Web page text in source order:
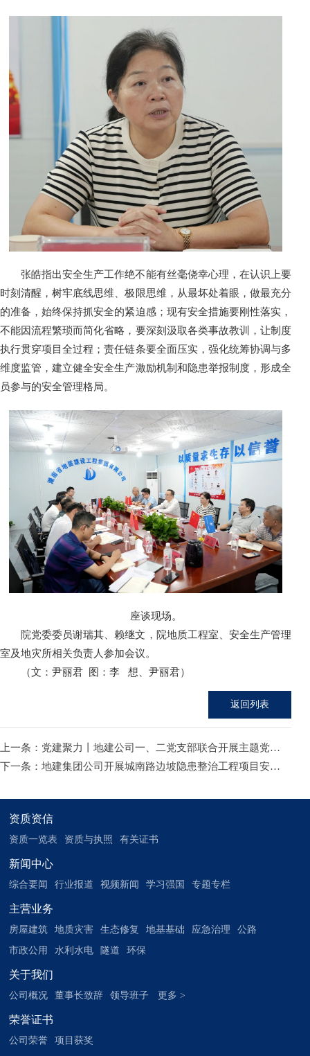
张皓指出安全生产工作绝不能有丝毫侥幸心理，在认识上要
时刻清醒，树牢底线思维、极限思维，从最坏处着眼，做最充分
的准备，始终保持抓安全的紧迫感；现有安全措施要刚性落实，
不能因流程繁琐而简化省略，要深刻汲取各类事故教训，让制度
执行贯穿项目全过程；责任链条要全面压实，强化统筹协调与多
维度监管，建立健全安全生产激励机制和隐患举报制度，形成全
员参与的安全管理格局。
座谈现场。
院党委委员谢瑞其、赖继文，院地质工程室、安全生产管理
室及地灾所相关负责人参加会议。
（文：尹丽君
图：李 想、尹丽君）
返回列表
上一条：
党建聚力丨地建公司一、二党支部联合开展主题党日活动
下一条：
地建集团公司开展城南路边坡隐患整治工程项目安全专项检查
资质资信
资质一览表 资质与执照 有关证书
新闻中心
综合要闻 行业报道 视频新闻 学习强国 专题专栏
主营业务
房屋建筑 地质灾害 生态修复 地基基础 应急治理
公路
市政公用
水利水电 隧道 环保
关于我们
公司概况 董事长致辞 领导班子 更多 >
荣誉证书
公司荣誉 项目获奖